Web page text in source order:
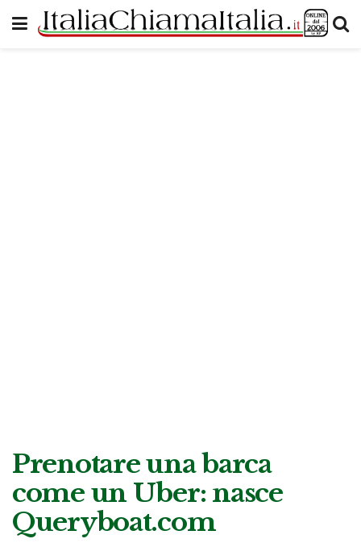
Prenotare una barca
come un Uber: nasce
Queryboat.com